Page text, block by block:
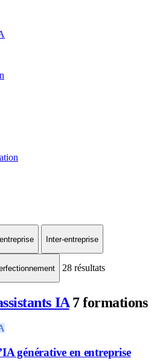
Inter-entreprise
28 résultats
IA 7 formations
générative en entreprise